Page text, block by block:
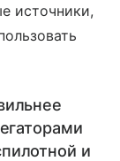
источники,
и